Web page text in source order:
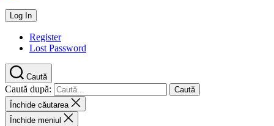
Register
Lost Password
Caută
Caută după:
Închide căutarea
Închide meniul